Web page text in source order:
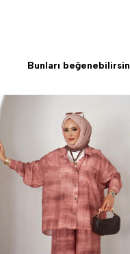
Bunları beğenebilirsin